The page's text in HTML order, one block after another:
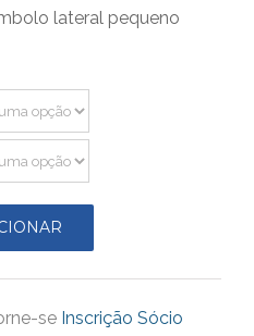
lateral pequeno
se Inscrição Sócio